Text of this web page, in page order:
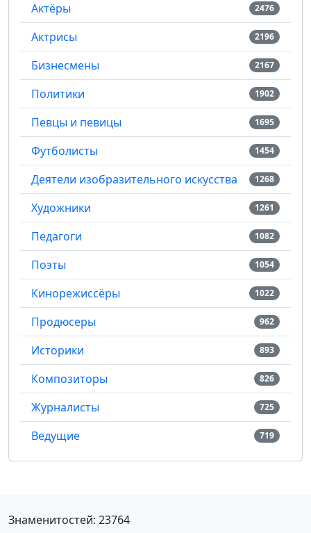
Актёры 2476
Актрисы 2196
Бизнесмены 2167
Политики 1902
Певцы и певицы 1695
Футболисты 1454
Деятели изобразительного искусства 1268
Художники 1261
Педагоги 1082
Поэты 1054
Кинорежиссёры 1022
Продюсеры 962
Историки 893
Композиторы 826
Журналисты 725
Ведущие 719
Знаменитостей: 23764